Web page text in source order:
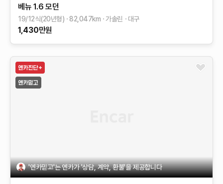
베뉴 1.6 모던
19/12식(20년형) 82,047km 가솔린 대구
1,430만원
'엔카믿고'는 엔카가 '상담, 계약, 환불'을 제공합니다